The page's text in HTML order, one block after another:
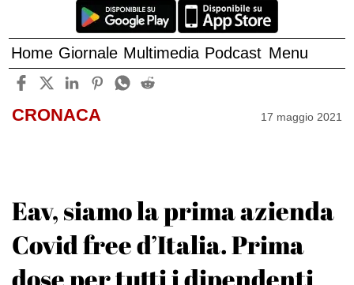
Home Giornale Multimedia Podcast Menu
CRONACA 17 maggio 2021
Eav, siamo la prima azienda
Covid free d’Italia. Prima